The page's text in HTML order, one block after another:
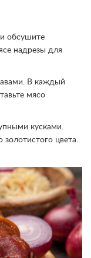
обсушите
надрезы для
В каждый
мясо
кусками.
цвета.